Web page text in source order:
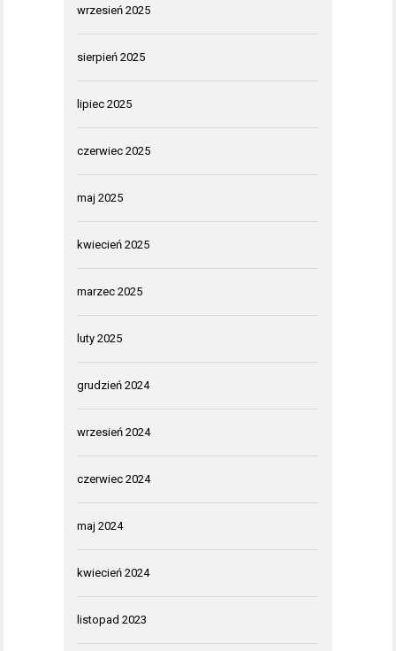
wrzesień 2025
sierpień 2025
lipiec 2025
czerwiec 2025
maj 2025
kwiecień 2025
marzec 2025
luty 2025
grudzień 2024
wrzesień 2024
czerwiec 2024
maj 2024
kwiecień 2024
listopad 2023